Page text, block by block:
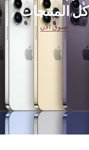
كل المنتجات
تسوق الآن